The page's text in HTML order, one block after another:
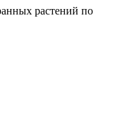
растений по